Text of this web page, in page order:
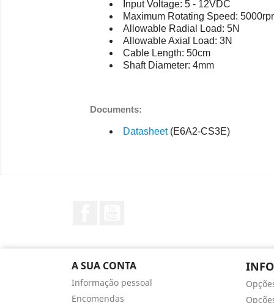
Input Voltage: 5 - 12VDC
Maximum Rotating Speed:
Allowable Radial Load: 5N
Allowable Axial Load: 3N
Cable Length: 50cm
Shaft Diameter: 4mm
Documents:
Datasheet(E6A2-CS3E)
A SUA CONTA
Informação pessoal
Encomendas